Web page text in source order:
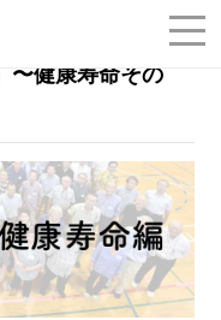
〜健康寿命その